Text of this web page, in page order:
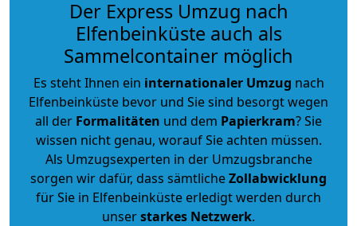
Der Express Umzug nach
Elfenbeinküste auch als
Sammelcontainer möglich
Es steht Ihnen ein internationaler Umzug nach
Elfenbeinküste bevor und Sie sind besorgt wegen
all der Formalitäten und dem Papierkram? Sie
wissen nicht genau, worauf Sie achten müssen.
Als Umzugsexperten in der Umzugsbranche
sorgen wir dafür, dass sämtlicheZollabwicklung
für Sie in Elfenbeinküste erledigt werden durch
unserstarkes Netzwerk.